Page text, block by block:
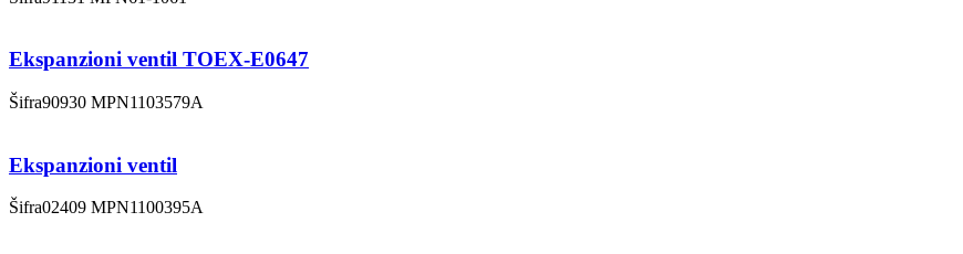
Ekspanzioni ventil TOEX-E0647
Šifra90930 MPN1103579A
Ekspanzioni ventil
Šifra02409 MPN1100395A